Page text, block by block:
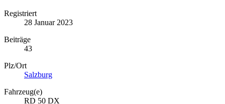
Registriert
28 Januar 2023
Beiträge
43
Plz/Ort
Salzburg
Fahrzeug(e)
RD 50 DX